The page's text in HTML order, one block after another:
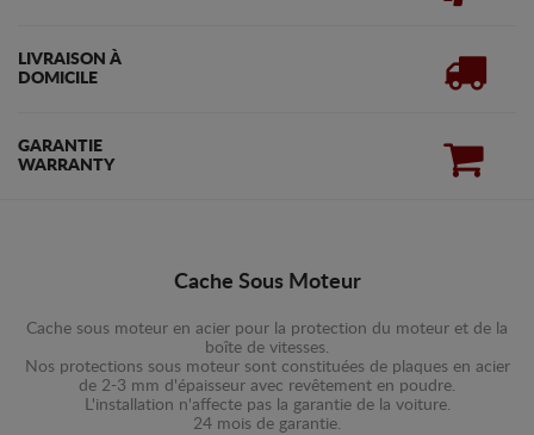
LIVRAISON À
DOMICILE
GARANTIE
WARRANTY
Cache Sous Moteur
Cache sous moteur en acier pour la protection du moteur et de la
boîte de vitesses.
Nos protections sous moteur sont constituées de plaques en acier
de 2-3 mm d'épaisseur avec revêtement en poudre.
L'installation n'affecte pas la garantie de la voiture.
24 mois de garantie.